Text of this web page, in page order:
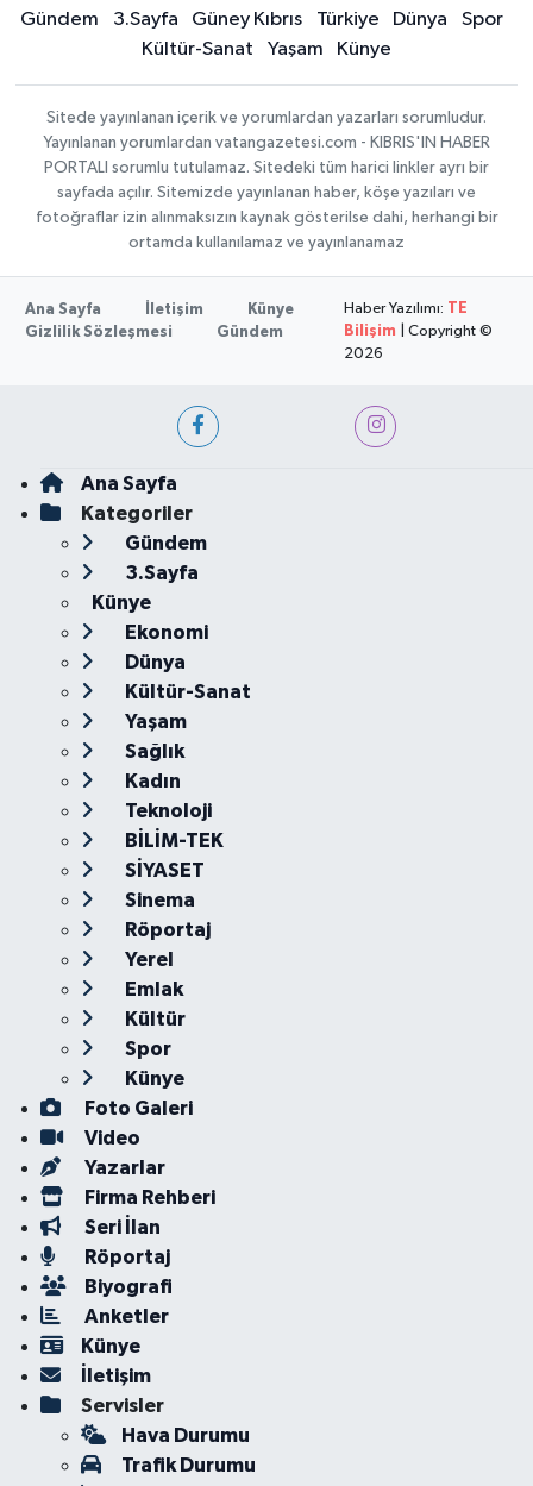
Gündem 3.Sayfa Güney Kıbrıs Türkiye Dünya
Spor
Kültür-Sanat
Yaşam Künye
Sitede yayınlanan içerik ve yorumlardan yazarları sorumludur.
Yayınlanan yorumlardan vatangazetesi.com - KIBRIS'IN HABER
PORTALI sorumlu tutulamaz. Sitedeki tüm harici linkler ayrı bir
sayfada açılır. Sitemizde yayınlanan haber, köşe yazıları ve
fotoğraflar izin alınmaksızın kaynak gösterilse dahi, herhangi bir
ortamda kullanılamaz ve yayınlanamaz
Ana Sayfa İletişim
Künye
Gizlilik Sözleşmesi
Gündem
Haber Yazılımı: TE
Bilişim | Copyright ©
2026
Ana Sayfa
Kategoriler
Gündem
3.Sayfa
Künye
Ekonomi
Dünya
Kültür-Sanat
Yaşam
Sağlık
Kadın
Teknoloji
BİLİM-TEK
SİYASET
Sinema
Röportaj
Yerel
Emlak
Kültür
Spor
Künye
Foto Galeri
Video
Yazarlar
Firma Rehberi
Seri İlan
Röportaj
Biyografi
Anketler
Künye
İletişim
Servisler
Hava Durumu
Trafik Durumu